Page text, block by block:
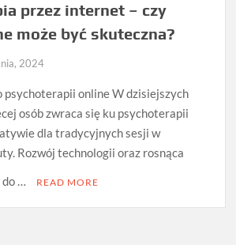
przez internet – czy
może być skuteczna?
2024
psychoterapii online W dzisiejszych
osób zwraca się ku psychoterapii
dla tradycyjnych sesji w
Rozwój technologii oraz rosnąca
do …
READ MORE